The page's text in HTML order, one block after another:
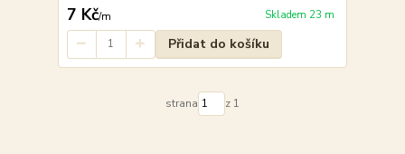
7 Kč/m Skladem 23 m
Přidat do košíku
strana z 1